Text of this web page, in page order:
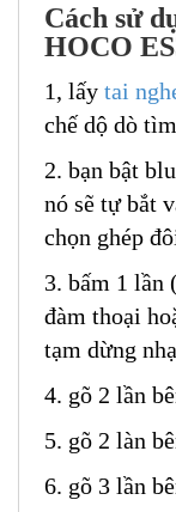
Cách sử
HOCO
1, lấy tai
chế dộ dò
2. bạn bật
nó sẽ tự bắt
chọn ghép
3. bấm 1 lần
đàm thoại
tạm dừng
4. gõ 2 lần
5. gõ 2 làn
6. gõ 3 lần